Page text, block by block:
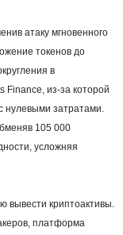
атаку мгновенного
токенов до
в
Finance, из-за которой
нулевыми затратами.
105 000
усложняя
вывести криптоактивы.
платформа